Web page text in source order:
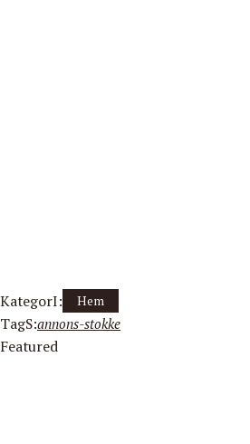
KategorI: Hem
TagS:annons-stokke
Featured